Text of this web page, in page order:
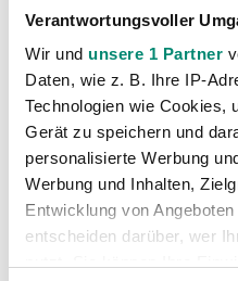
Verantwortungsvoller
Wir und unsere 1 Partner
Daten, wie z. B. Ihre IP-
Technologien wie Cookies,
Gerät zu speichern und
personalisierte Werbung
Werbung und Inhalten,
Entwicklung von
entscheiden darüber, wer
Kategorien
Akademie
Allgemeine News
Damen
Junge Wikinger Ried
Nachwuchs
Profis